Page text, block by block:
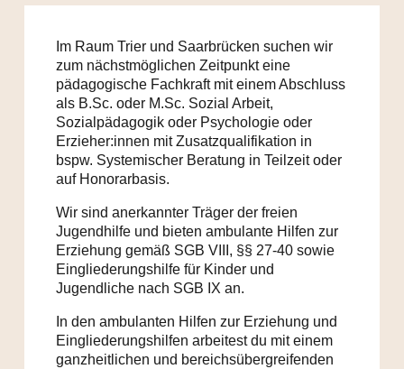
Im Raum Trier und Saarbrücken suchen wir
zum nächstmöglichen Zeitpunkt eine
pädagogische Fachkraft mit einem Abschluss
als B.Sc. oder M.Sc. Sozial Arbeit,
Sozialpädagogik oder Psychologie oder
Erzieher:innen mit Zusatzqualifikation in
bspw. Systemischer Beratung in Teilzeit oder
auf Honorarbasis.
Wir sind anerkannter Träger der freien
Jugendhilfe und bieten ambulante Hilfen zur
Erziehung gemäß SGB VIII, §§ 27-40 sowie
Eingliederungshilfe für Kinder und
Jugendliche nach SGB IX an.
In den ambulanten Hilfen zur Erziehung und
Eingliederungshilfen arbeitest du mit einem
ganzheitlichen und bereichsübergreifenden